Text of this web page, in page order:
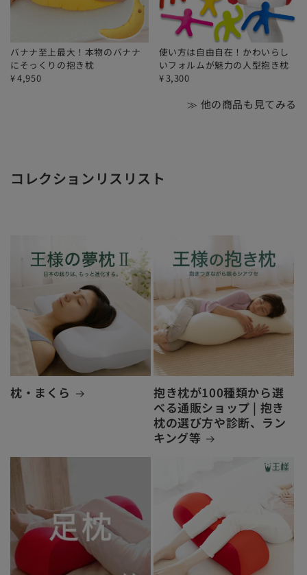
バナナ至上最大！本物のバナナ
にそっくりの抱き枕
¥4,950
使い方は自由自在！かわいらし
いフォルムが魅力の人型抱き枕
¥3,300
≫ 他の商品も見てみる
コレクションリスリスト
枕・まくら
抱き枕が100種類から選
べる通販ショップ | 抱き
枕の選び方や診断、ラン
キング等